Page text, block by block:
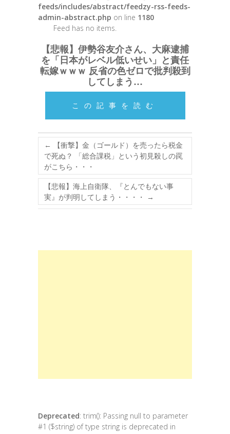
feeds/includes/abstract/feedzy-rss-feeds-
admin-abstract.php on line 1180
Feed has no items.
【悲報】伊勢谷友介さん、大麻逮捕
を「日本がレベル低いせい」と責任
転嫁ｗｗｗ 反省の色ゼロで批判殺到
してしまう…
この記事を読む
←
【衝撃】金（ゴールド）を売ったら税金
で死ぬ？ 「総合課税」という初見殺しの罠
がこちら・・・
【悲報】海上自衛隊、『とんでもない事
実』が判明してしまう・・・・
→
Deprecated: trim(): Passing null to parameter
#1 ($string) of type string is deprecated in